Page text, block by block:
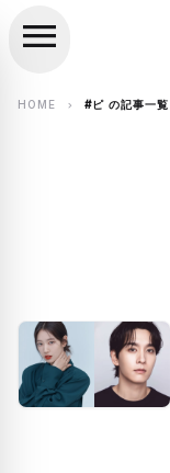
search
menu
HOME chevron_right #ピ の記事一覧